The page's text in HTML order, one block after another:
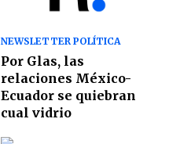
NEWSLETTER POLÍTICA
Por Glas, las
relaciones México-
Ecuador se quiebran
cual vidrio